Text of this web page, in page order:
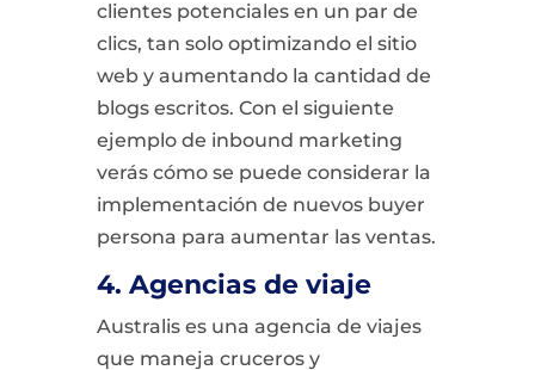
clientes potenciales en un par de
clics, tan solo optimizando el sitio
web y aumentando la cantidad de
blogs escritos. Con el siguiente
ejemplo de inbound marketing
verás cómo se puede considerar la
implementación de nuevos buyer
persona para aumentar las ventas.
4. Agencias de viaje
Australis es una agencia de viajes
que maneja cruceros y